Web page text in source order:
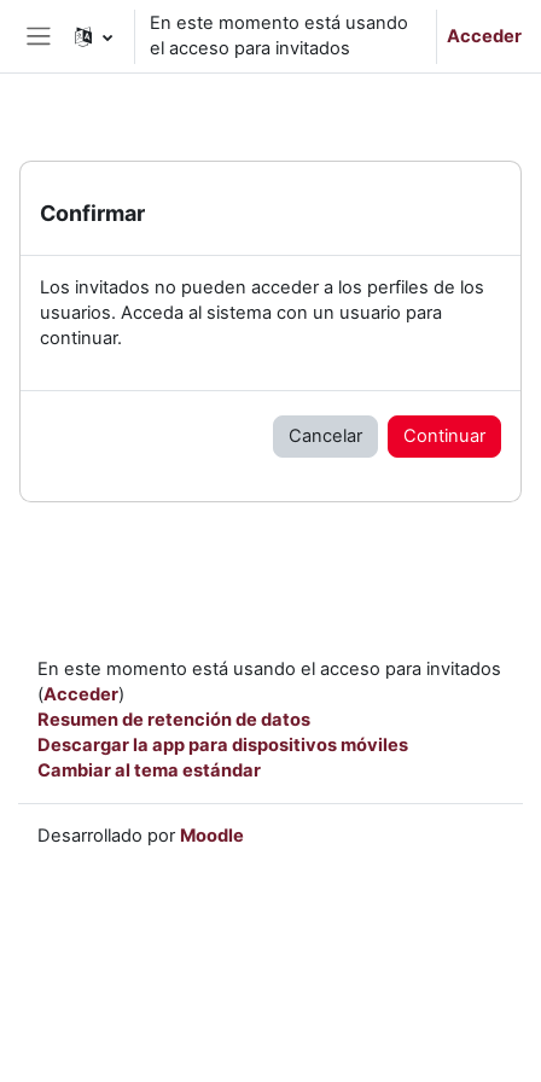
Salta al contenido principal
Panel lateral
En este momento está usando
el acceso para invitados
Acceder
Confirmar
Los invitados no pueden acceder a los perfiles de los
usuarios. Acceda al sistema con un usuario para
continuar.
Cancelar Continuar
En este momento está usando el acceso para invitados
(Acceder)
Resumen de retención de datos
Descargar la app para dispositivos móviles
Cambiar al tema estándar
Desarrollado por Moodle